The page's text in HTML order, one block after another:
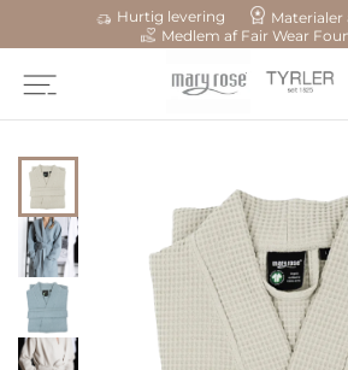
Hurtig levering
Materialer
Medlem af Fair Wear